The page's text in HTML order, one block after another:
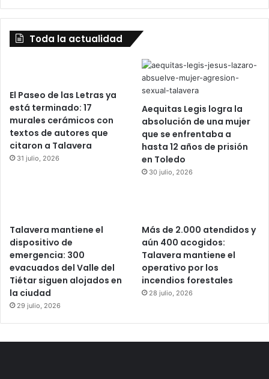
Toda la actualidad
El Paseo de las Letras ya
está terminado: 17
murales cerámicos con
textos de autores que
citaron a Talavera
31 julio, 2026
Aequitas Legis logra la
absolución de una mujer
que se enfrentaba a
hasta 12 años de prisión
en Toledo
30 julio, 2026
Talavera mantiene el
dispositivo de
emergencia: 300
evacuados del Valle del
Tiétar siguen alojados en
la ciudad
29 julio, 2026
Más de 2.000 atendidos y
aún 400 acogidos:
Talavera mantiene el
operativo por los
incendios forestales
28 julio, 2026